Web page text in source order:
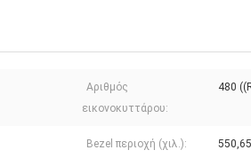
Αριθμός
εικονοκυττάρου:
480
Bezel περιοχή (χιλ.):